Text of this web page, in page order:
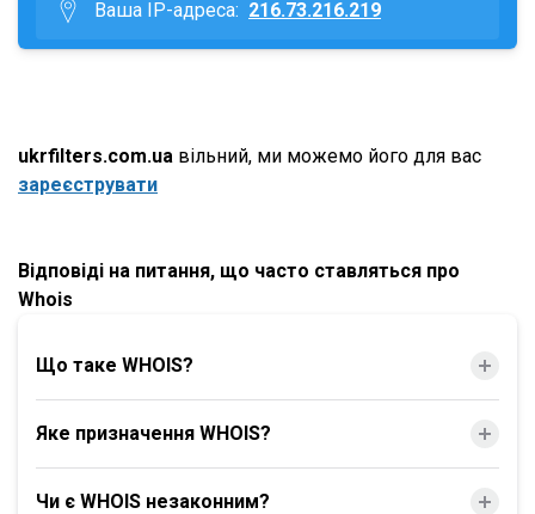
Ваша IP-адреса: 216.73.216.219
ukrfilters.com.ua вільний, ми можемо його для вас
зареєструвати
Відповіді на питання, що часто ставляться про
Whois
Що таке WHOIS?
Яке призначення WHOIS?
Чи є WHOIS незаконним?